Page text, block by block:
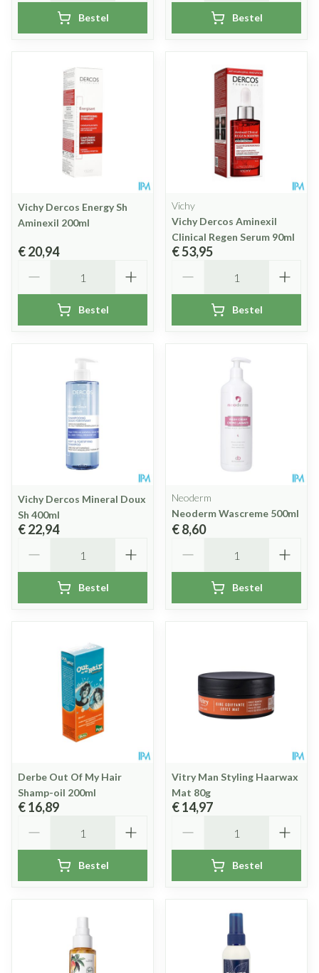
Bestel Bestel
Vichy Dercos Energy Sh
Aminexil 200ml
€ 20,94
Bestel
Vichy
Vichy Dercos Aminexil
Clinical Regen Serum 90ml
€ 53,95
Bestel
Vichy Dercos Mineral Doux
Sh 400ml
€ 22,94
Bestel
Neoderm
Neoderm Wascreme 500ml
€ 8,60
Bestel
Derbe Out Of My Hair
Shamp-oil 200ml
€ 16,89
Bestel
Vitry Man Styling Haarwax
Mat 80g
€ 14,97
Bestel